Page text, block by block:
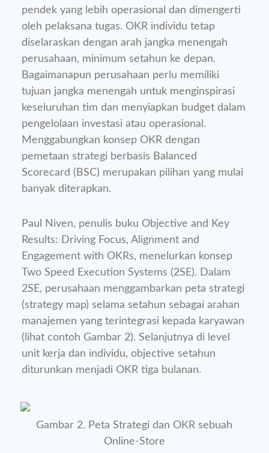
pendek yang lebih operasional dan dimengerti
oleh pelaksana tugas. OKR individu tetap
diselaraskan dengan arah jangka menengah
perusahaan, minimum setahun ke depan.
Bagaimanapun perusahaan perlu memiliki
tujuan jangka menengah untuk menginspirasi
keseluruhan tim dan menyiapkan budget dalam
pengelolaan investasi atau operasional.
Menggabungkan konsep OKR dengan
pemetaan strategi berbasis Balanced
Scorecard (BSC) merupakan pilihan yang mulai
banyak diterapkan.
Paul Niven, penulis buku Objective and Key
Results: Driving Focus, Alignment and
Engagement with OKRs, menelurkan konsep
Two Speed Execution Systems (2SE). Dalam
2SE, perusahaan menggambarkan peta strategi
(strategy map) selama setahun sebagai arahan
manajemen yang terintegrasi kepada karyawan
(lihat contoh Gambar 2). Selanjutnya di level
unit kerja dan individu, objective setahun
diturunkan menjadi OKR tiga bulanan.
Gambar 2. Peta Strategi dan OKR sebuah
Online-Store